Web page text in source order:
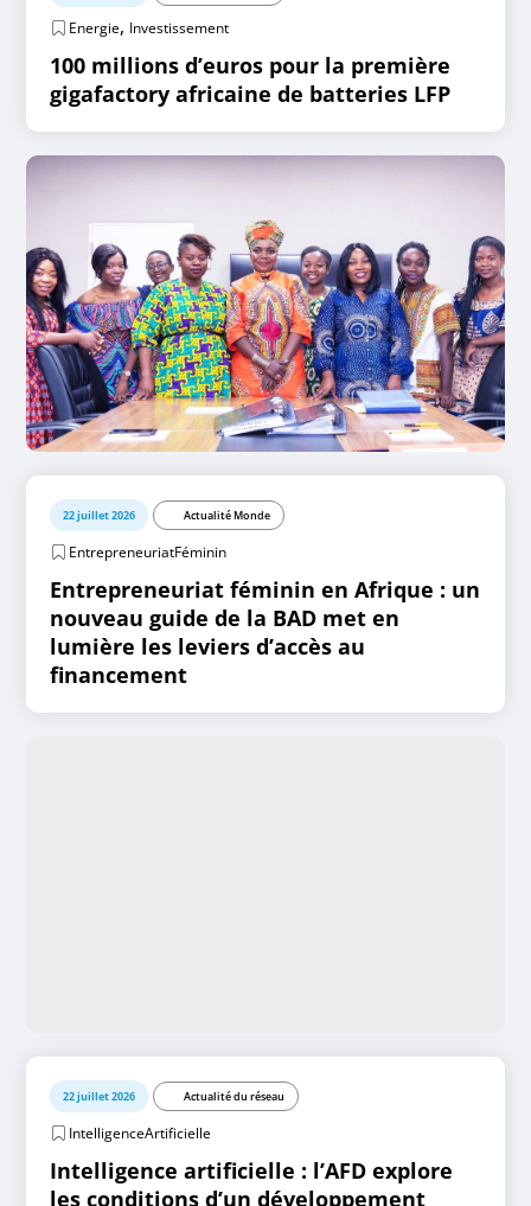
Energie, Investissement
100 millions d’euros pour la première
gigafactory africaine de batteries LFP
22 juillet 2026 Actualité Monde
EntrepreneuriatFéminin
Entrepreneuriat féminin en Afrique : un
nouveau guide de la BAD met en
lumière les leviers d’accès au
financement
22 juillet 2026 Actualité du réseau
IntelligenceArtificielle
Intelligence artificielle : l’AFD explore
les conditions d’un développement